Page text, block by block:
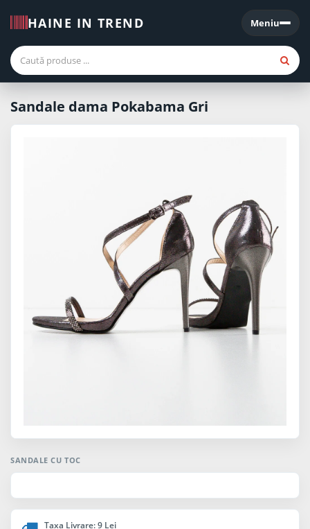
HAINE IN TREND Meniu
Meniu
Sandale dama Pokabama Gri
SANDALE CU TOC
Taxa Livrare: 9 Lei